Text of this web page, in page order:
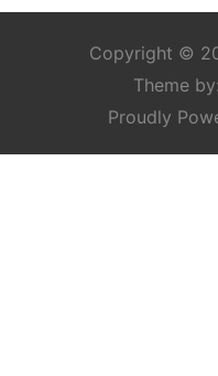
Copyright ©
Theme by:
Proudly